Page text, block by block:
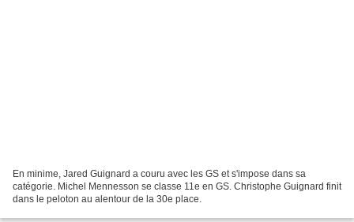
En minime, Jared Guignard a couru avec les GS et s'impose dans sa
catégorie. Michel Mennesson se classe 11e en GS. Christophe Guignard finit
dans le peloton au alentour de la 30e place.